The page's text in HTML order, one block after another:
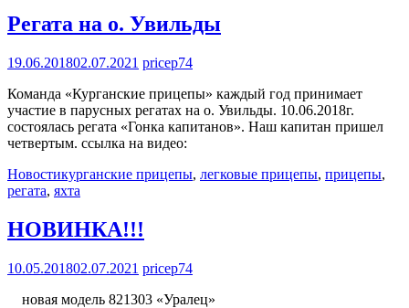
Регата на о. Увильды
19.06.201802.07.2021 pricep74
Команда «Курганские прицепы» каждый год принимает
участие в парусных регатах на о. Увильды. 10.06.2018г.
состоялась регата «Гонка капитанов». Наш капитан пришел
четвертым. ссылка на видео:
Новостикурганские прицепы, легковые прицепы, прицепы,
регата, яхта
НОВИНКА!!!
10.05.201802.07.2021 pricep74
новая модель 821303 «Уралец»